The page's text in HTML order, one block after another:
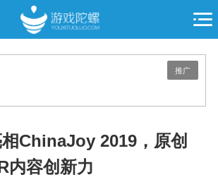
推广
ChinaJoy 2019，原创
内容创新力